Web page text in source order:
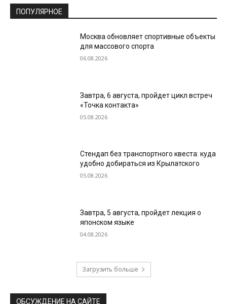
ПОПУЛЯРНОЕ
Москва обновляет спортивные объекты
для массового спорта
06.08.2026
Завтра, 6 августа, пройдет цикл встреч
«Точка контакта»
05.08.2026
Стендап без транспортного квеста: куда
удобно добираться из Крылатского
05.08.2026
Завтра, 5 августа, пройдет лекция о
японском языке
04.08.2026
Загрузить больше
ОБСУЖДЕНИЕ НА САЙТЕ